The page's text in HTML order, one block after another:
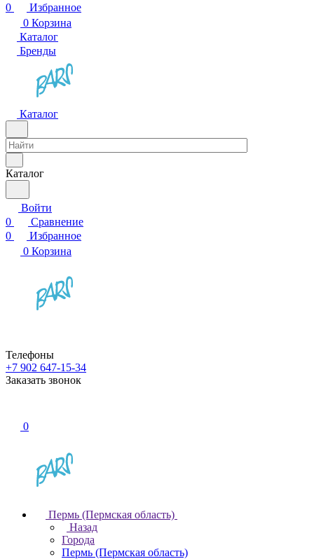
0
Избранное
0 Корзина
Каталог
Бренды
Каталог
Каталог
Войти
0
Сравнение
0
Избранное
0 Корзина
Телефоны
+7 902 647-15-34
Заказать звонок
0
Пермь (Пермская область)
Назад
Города
Пермь (Пермская область)